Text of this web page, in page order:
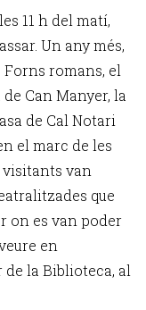
11 h del matí,
Un any més,
romans, el
Can Manyer, la
de Cal Notari
el marc de les
visitants van
que
on es van poder
en
la Biblioteca, al